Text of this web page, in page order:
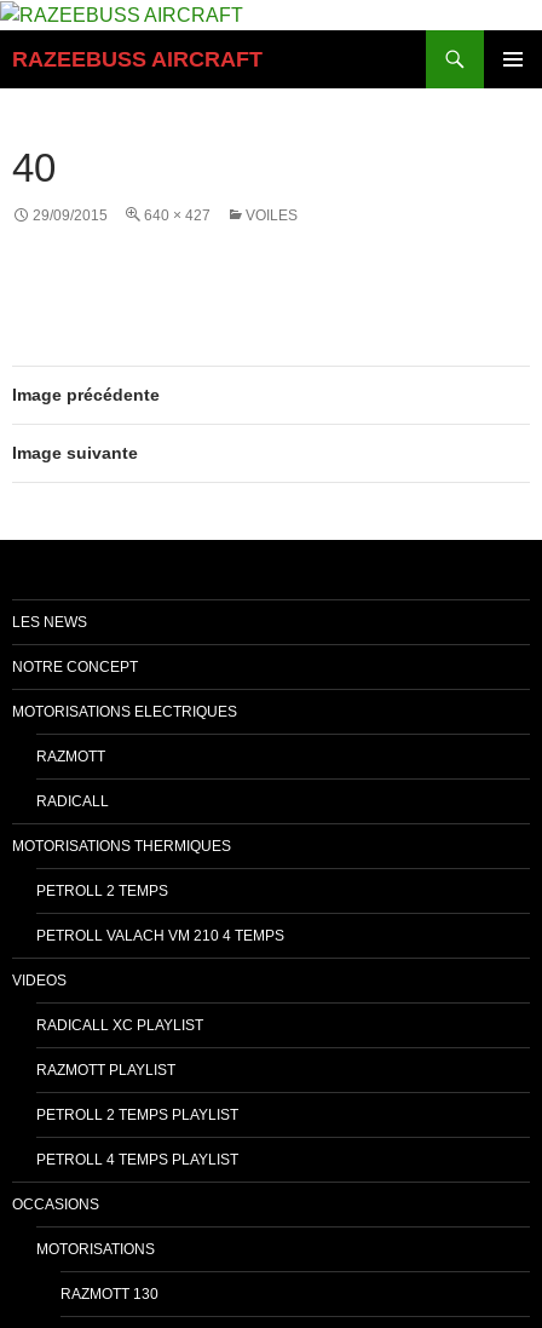
Aller
contenu
RAZEEBUSS AIRCRAFT
40
29/09/2015 640 × 427 VOILES
Image précédente
Image suivante
LES NEWS
NOTRE CONCEPT
MOTORISATIONS ELECTRIQUES
RAZMOTT
RADICALL
MOTORISATIONS THERMIQUES
PETROLL 2 TEMPS
PETROLL VALACH VM 210 4 TEMPS
VIDEOS
RADICALL XC PLAYLIST
RAZMOTT PLAYLIST
PETROLL 2 TEMPS PLAYLIST
PETROLL 4 TEMPS PLAYLIST
OCCASIONS
MOTORISATIONS
RAZMOTT 130